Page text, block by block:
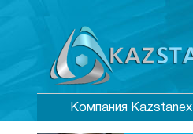
Компания Kazstanex